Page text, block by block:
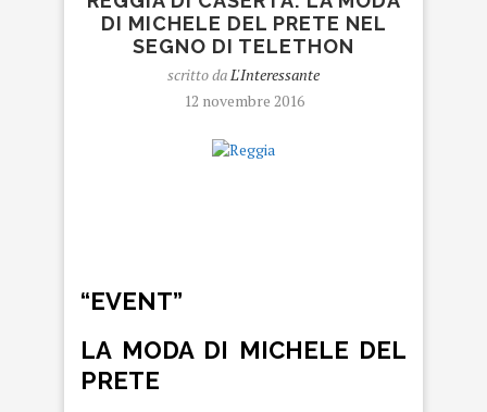
DI MICHELE DEL PRETE NEL
SEGNO DI TELETHON
scritto da L'Interessante
12 novembre 2016
“EVENT”
LA MODA DI MICHELE DEL
PRETE